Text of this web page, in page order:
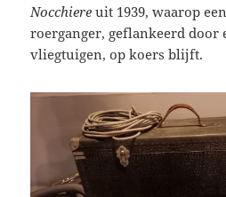
Nocchiere uit 1939, waarop
roerganger, geflankeerd door
vliegtuigen, op koers blijft.